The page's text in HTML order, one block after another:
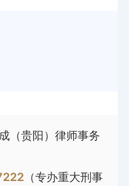
（贵阳）律师事务
（专办重大刑事